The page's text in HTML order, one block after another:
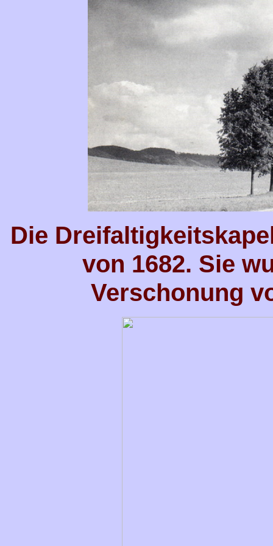
Die
von 1682. Sie
Verschonung